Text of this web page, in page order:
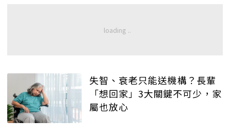
失智、衰老只能送機構？長輩
「想回家」3大關鍵不可少，家
屬也放心